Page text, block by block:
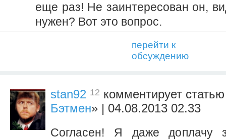
еще раз! Не заинтересован он,
нужен? Вот это вопрос.
перейти к
обсуждению
stan92 12 комментирует
Бэтмен» | 04.08.2013 02.33
Согласен! Я даже доплачу